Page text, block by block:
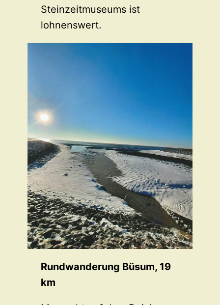
Steinzeitmuseums ist
lohnenswert.
Rundwanderung Büsum, 19
km